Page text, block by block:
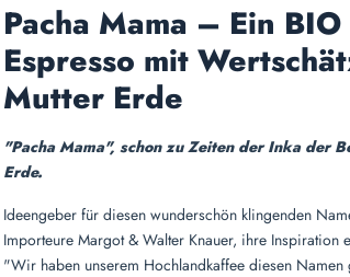
Pacha Mama – Ein BIO
Espresso mit
Mutter Erde
"Pacha Mama", schon zu Zeiten der Inka der
Erde.
Ideengeber für diesen wunderschön klingenden
Importeure Margot & Walter Knauer, ihre Inspiration
"Wir haben unserem Hochlandkaffee diesen